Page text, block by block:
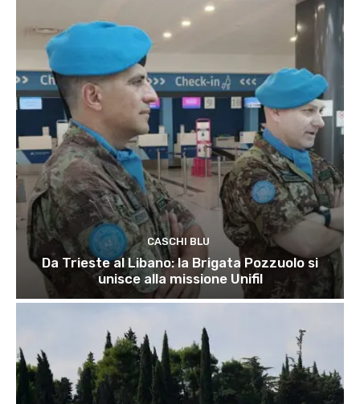
CASCHI BLU
Da Trieste al Libano: la Brigata Pozzuolo si
unisce alla missione Unifil